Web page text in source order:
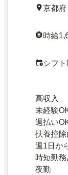
京都
時給
シフ
高収入
未経験
週払い
扶養控除
週1日か
時短勤務
夜勤